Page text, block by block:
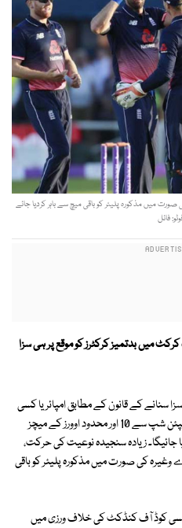
میں مذکورہ پلیئر کو باقی میچ سے باہر کردیا جائے
فائل
میں بدتمیز کرکٹرز کو موقع پر ہی سزا
کے قانون کے مطابق امپائر یا کسی
دوسرے پلیئرز سے بدزبانی پر کائونٹی چیمپئن شپ سے 10 اور محدود اوورز کے میچز
جائیگا۔ زیادہ سنجیدہ نوعیت کی حرکت،
کی صورت میں مذکورہ پلیئر کو باقی
کسی کوڈ آف کنڈکٹ کی خلاف ورزی میں